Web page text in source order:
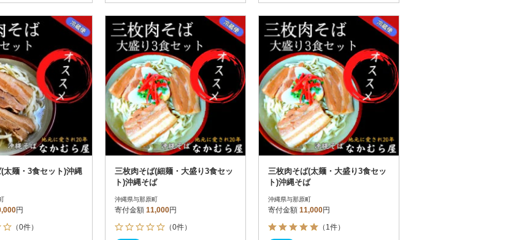
太麺・3食セット)沖縄
円
（0件）
三枚肉そば(細麺・大盛り3食セッ
ト)沖縄そば
沖縄県与那原町
寄付金額 11,000円
（0件）
三枚肉そば(太麺・大盛り3食セッ
ト)沖縄そば
沖縄県与那原町
寄付金額 11,000円
（1件）